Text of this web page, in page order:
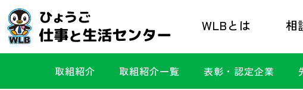
WLBとは 相
取組紹介 取組紹介一覧 表彰・認定企業